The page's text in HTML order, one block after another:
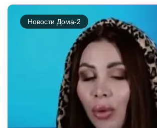
Новости Дома-2